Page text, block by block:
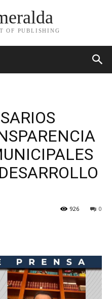
OF PUBLISHING
0
926